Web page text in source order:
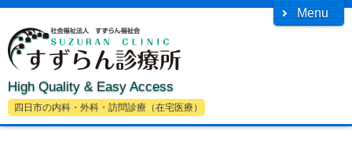
High Quality & Easy Access
四日市の内科・外科・訪問診療（在宅医療）
Menu